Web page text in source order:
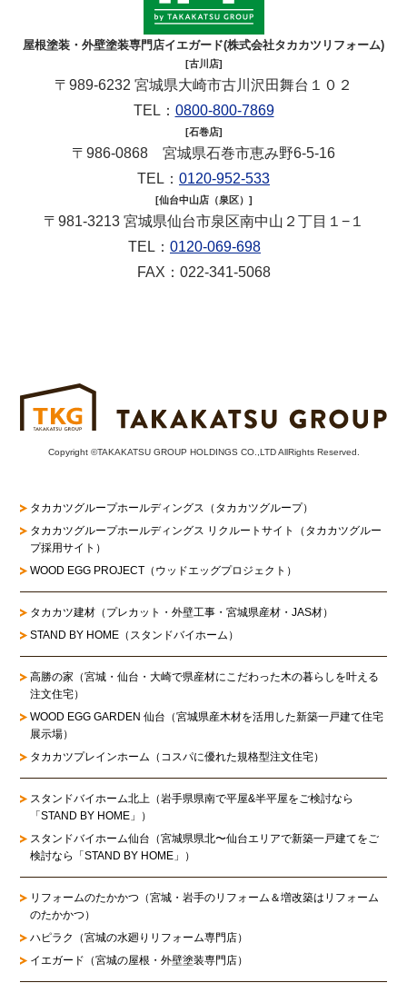
屋根塗装・外壁塗装専門店イエガード(株式会社タカカツリフォーム)
[古川店]
〒989-6232 宮城県大崎市古川沢田舞台１０２
TEL： 0800-800-7869
[石巻店]
〒986-0868 宮城県石巻市恵み野6-5-16
TEL： 0120-952-533
[仙台中山店（泉区）]
〒981-3213 宮城県仙台市泉区南中山２丁目１−１
TEL： 0120-069-698
FAX：022-341-5068
Copyright ©TAKAKATSU GROUP HOLDINGS CO.,LTD AllRights Reserved.
タカカツグループホールディングス（タカカツグループ）
タカカツグループホールディングス リクルートサイト
（タカカツグルー
プ採用サイト）
WOOD EGG PROJECT（ウッドエッグプロジェクト）
タカカツ建材（プレカット・外壁工事・宮城県産材・JAS材）
STAND BY HOME（スタンドバイホーム）
高勝の家 （宮城・仙台・大崎で県産材にこだわった木の暮らしを叶える
注文住宅）
WOOD EGG GARDEN 仙台（宮城県産木材を活用した新築一戸建て住宅
展示場）
タカカツプレインホーム（コスパに優れた規格型注文住宅）
スタンドバイホーム北上 （岩手県県南で平屋&半平屋をご検討なら
「STAND BY HOME」）
スタンドバイホーム仙台 （宮城県県北〜仙台エリアで新築一戸建てをご
検討なら「STAND BY HOME」）
リフォームのたかかつ （宮城・岩手のリフォーム＆増改築はリフォーム
のたかかつ）
ハピラク（宮城の水廻りリフォーム専門店）
イエガード（宮城の屋根・外壁塗装専門店）